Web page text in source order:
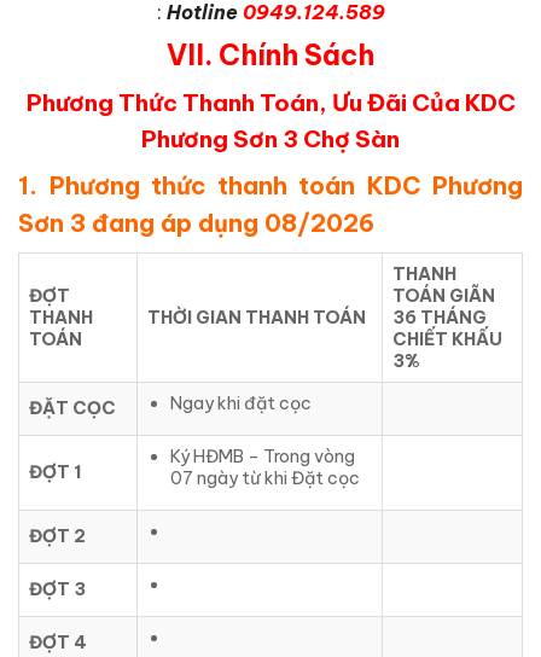
: Hotline 0949.124.589
VII. Chính Sách
Phương Thức Thanh Toán, Ưu Đãi Của KDC
Phương Sơn 3 Chợ Sàn
1. Phương thức thanh toán KDC Phương
Sơn 3 đang áp dụng 08/2026
ĐỢT
THANH
TOÁN
THỜI GIAN THANH TOÁN
THANH
TOÁN GIÃN
36 THÁNG
CHIẾT KHẤU
3%
ĐẶT CỌC Ngay khi đặt cọc
ĐỢT 1
Ký HĐMB – Trong vòng
07 ngày từ khi Đặt cọc
ĐỢT 2
ĐỢT 3
ĐỢT 4